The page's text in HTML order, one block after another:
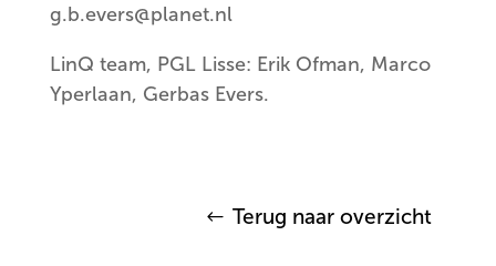
g.b.evers@planet.nl
LinQ team, PGL Lisse: Erik Ofman, Marco
Yperlaan, Gerbas Evers.
Terug naar overzicht